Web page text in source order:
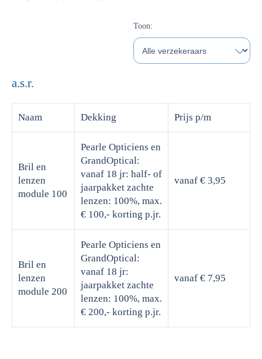
Toon:
a.s.r.
Naam Dekking Prijs p/m
Bril en
lenzen
module 100
Pearle Opticiens en
GrandOptical:
vanaf 18 jr: half- of
jaarpakket zachte
lenzen: 100%, max.
€ 100,- korting p.jr.
vanaf € 3,95
Bril en
lenzen
module 200
Pearle Opticiens en
GrandOptical:
vanaf 18 jr:
jaarpakket zachte
lenzen: 100%, max.
€ 200,- korting p.jr.
vanaf € 7,95